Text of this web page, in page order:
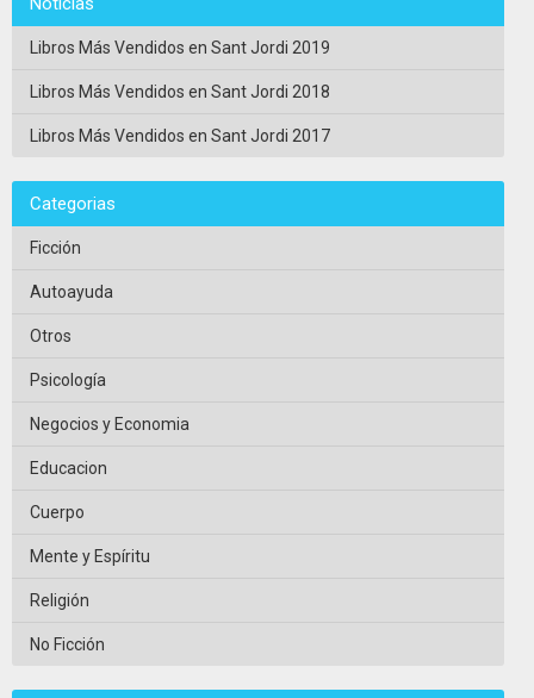
Libros Más Vendidos en Sant Jordi 2019
Libros Más Vendidos en Sant Jordi 2018
Libros Más Vendidos en Sant Jordi 2017
Categorias
Ficción
Autoayuda
Otros
Psicología
Negocios y Economia
Educacion
Cuerpo
Mente y Espíritu
Religión
No Ficción